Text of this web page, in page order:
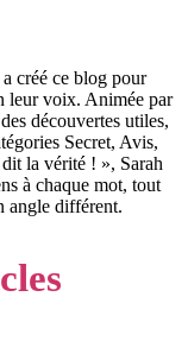
créé ce blog pour
leur voix. Animée par
découvertes utiles,
Secret, Avis,
la vérité ! », Sarah
à chaque mot, tout
angle différent.